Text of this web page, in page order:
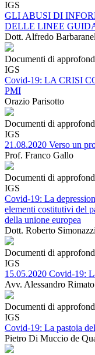
IGS
GLI ABUSI DI
DELLE LINEE
Dott. Alfredo
Documenti di
IGS
Covid-19: LA CRISI
PMI
Orazio Parisotto
Documenti di
IGS
21.08.2020 Verso un
Prof. Franco Gallo
Documenti di
IGS
Covid-19: La
elementi costitutivi del
della unione europea
Dott. Roberto Simonazzi
Documenti di
IGS
15.05.2020 Covid-19:
Avv. Alessandro Rimato
Documenti di
IGS
Covid-19: La pastoia
Pietro Di Muccio de